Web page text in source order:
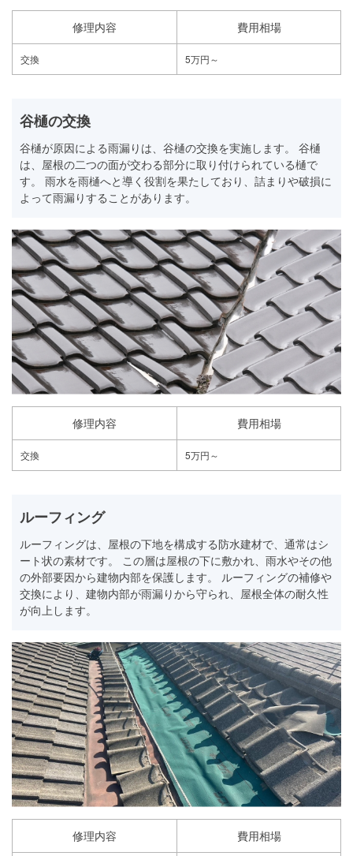
修理内容 費用相場
交換 5万円～
谷樋の交換
谷樋が原因による雨漏りは、谷樋の交換を実施します。 谷樋
は、屋根の二つの面が交わる部分に取り付けられている樋で
す。 雨水を雨樋へと導く役割を果たしており、詰まりや破損に
よって雨漏りすることがあります。
修理内容 費用相場
交換 5万円～
ルーフィング
ルーフィングは、屋根の下地を構成する防水建材で、通常はシ
ート状の素材です。 この層は屋根の下に敷かれ、雨水やその他
の外部要因から建物内部を保護します。 ルーフィングの補修や
交換により、建物内部が雨漏りから守られ、屋根全体の耐久性
が向上します。
修理内容 費用相場